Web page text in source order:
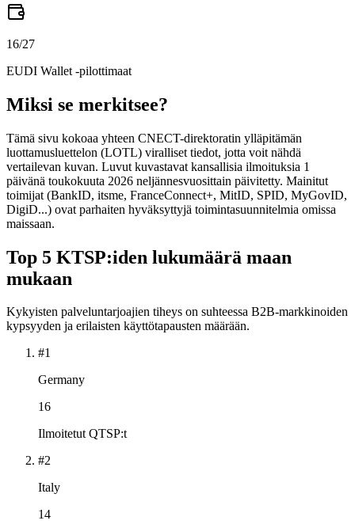
16/27
EUDI Wallet -pilottimaat
Miksi se merkitsee?
Tämä sivu kokoaa yhteen CNECT-direktoratin ylläpitämän
luottamusluettelon (LOTL) viralliset tiedot, jotta voit nähdä
vertailevan kuvan. Luvut kuvastavat kansallisia ilmoituksia 1
päivänä toukokuuta 2026 neljännesvuosittain päivitetty. Mainitut
toimijat (BankID, itsme, FranceConnect+, MitID, SPID, MyGovID,
DigiD...) ovat parhaiten hyväksyttyjä toimintasuunnitelmia omissa
maissaan.
Top 5 KTSP:iden lukumäärä maan
mukaan
Kykyisten palveluntarjoajien tiheys on suhteessa B2B-markkinoiden
kypsyyden ja erilaisten käyttötapausten määrään.
#1
Germany
16
Ilmoitetut QTSP:t
#2
Italy
14